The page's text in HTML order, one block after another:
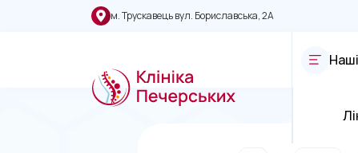
м. Трускавець вул. Бориславська, 2А